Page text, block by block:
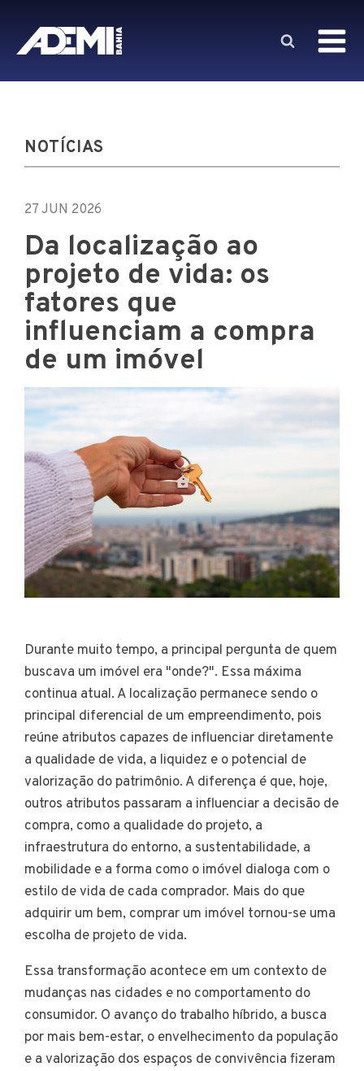
NOTÍCIAS
27 JUN 2026
Da localização ao
projeto de vida: os
fatores que
influenciam a compra
de um imóvel
Durante muito tempo, a principal pergunta de quem
buscava um imóvel era "onde?". Essa máxima
continua atual. A localização permanece sendo o
principal diferencial de um empreendimento, pois
reúne atributos capazes de influenciar diretamente
a qualidade de vida, a liquidez e o potencial de
valorização do patrimônio. A diferença é que, hoje,
outros atributos passaram a influenciar a decisão de
compra, como a qualidade do projeto, a
infraestrutura do entorno, a sustentabilidade, a
mobilidade e a forma como o imóvel dialoga com o
estilo de vida de cada comprador. Mais do que
adquirir um bem, comprar um imóvel tornou-se uma
escolha de projeto de vida.
Essa transformação acontece em um contexto de
mudanças nas cidades e no comportamento do
consumidor. O avanço do trabalho híbrido, a busca
por mais bem-estar, o envelhecimento da população
e a valorização dos espaços de convivência fizeram